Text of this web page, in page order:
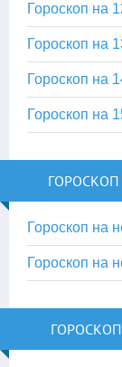
Гороскоп на
Гороскоп на
Гороскоп на
Гороскоп на
Гороскоп на
Гороскоп на